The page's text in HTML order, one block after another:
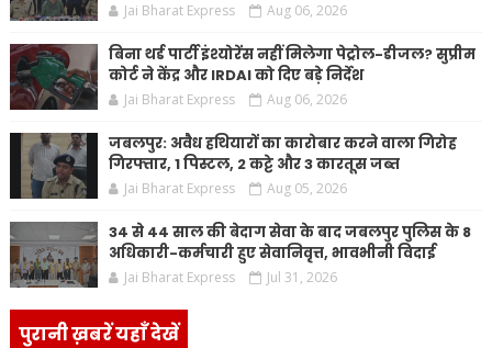
Jai Bharat Express Aug 06, 2026
बिना थर्ड पार्टी इंश्योरेंस नहीं मिलेगा पेट्रोल-डीजल? सुप्रीम
कोर्ट ने केंद्र और IRDAI को दिए बड़े निर्देश
Jai Bharat Express Aug 06, 2026
जबलपुर: अवैध हथियारों का कारोबार करने वाला गिरोह
गिरफ्तार, 1 पिस्टल, 2 कट्टे और 3 कारतूस जब्त
Jai Bharat Express Aug 05, 2026
34 से 44 साल की बेदाग सेवा के बाद जबलपुर पुलिस के 8
अधिकारी-कर्मचारी हुए सेवानिवृत्त, भावभीनी विदाई
Jai Bharat Express Jul 31, 2026
पुरानी ख़बरें यहाँ देखें